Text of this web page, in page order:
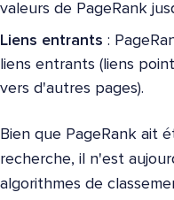
valeurs de PageRank
Liens entrants :
liens entrants (liens
vers d'autres pages).
Bien que PageRank ait
recherche, il n'est
algorithmes de